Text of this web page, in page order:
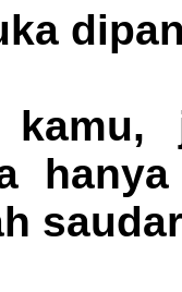
kamu,